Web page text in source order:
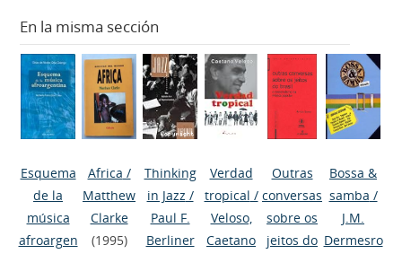
En la misma sección
Esquema
de la
música
afroargen
Africa /
Matthew
Clarke
(1995)
Thinking
in Jazz /
Paul F.
Berliner
Verdad
tropical /
Veloso,
Caetano
Outras
conversas
sobre os
jeitos do
Bossa &
samba /
J.M.
Dermesro